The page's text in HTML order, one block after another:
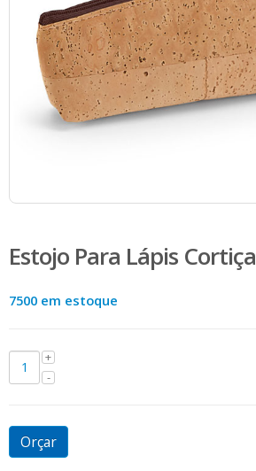
Estojo Para Lápis Cortiça
7500 em estoque
Orçar